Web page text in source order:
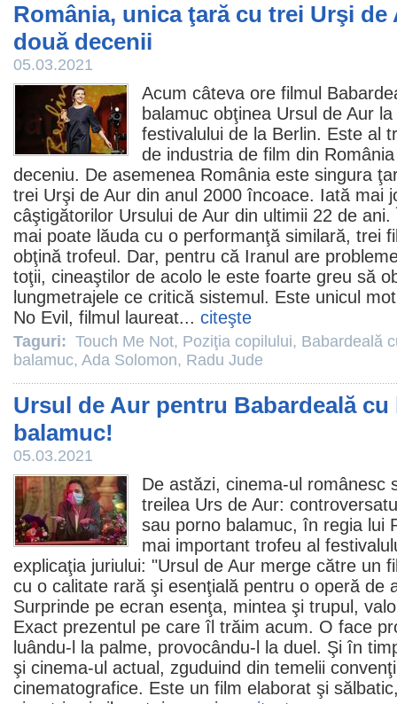
România, unica ţară cu trei Urşi
două decenii
05.03.2021
Acum câteva ore filmul
balamuc obţinea Ursul de Aur
festivalului de la Berlin. Este al
de industria de film din
deceniu. De asemenea România este singura
trei Urşi de Aur din anul 2000 încoace. Iată mai
câştigătorilor Ursului de Aur din ultimii 22 de
mai poate lăuda cu o performanţă similară, trei
obţină trofeul. Dar, pentru că Iranul are
toţii, cineaştilor de acolo le este foarte greu să
lungmetrajele ce critică sistemul. Este unicul
No Evil, filmul laureat... citeşte
Taguri: Touch Me Not, Poziţia copilului, Babardeală
balamuc, Ada Solomon, Radu Jude
Ursul de Aur pentru Babardeală
balamuc!
05.03.2021
De astăzi, cinema-ul românesc
treilea Urs de Aur:
sau porno balamuc, în regia lui
mai important trofeu al
explicaţia juriului: "Ursul de Aur merge către un
cu o calitate rară şi esenţială pentru o operă de
Surprinde pe ecran esenţa, mintea şi trupul,
Exact prezentul pe care îl trăim acum. O face
luându-l la palme, provocându-l la duel. Şi în
şi cinema-ul actual, zguduind din temelii
cinematografice. Este un film elaborat şi